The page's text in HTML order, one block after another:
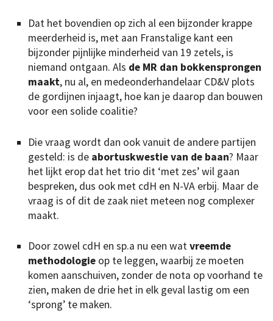
Dat het bovendien op zich al een bijzonder krappe
meerderheid is, met aan Franstalige kant een
bijzonder pijnlijke minderheid van 19 zetels, is
niemand ontgaan. Als de MR dan bokkensprongen
maakt, nu al, en medeonderhandelaar CD&V plots
de gordijnen injaagt, hoe kan je daarop dan bouwen
voor een solide coalitie?
Die vraag wordt dan ook vanuit de andere partijen
gesteld: is de abortuskwestie van de baan? Maar
het lijkt erop dat het trio dit ‘met zes’ wil gaan
bespreken, dus ook met cdH en N-VA erbij. Maar de
vraag is of dit de zaak niet meteen nog complexer
maakt.
Door zowel cdH en sp.a nu een watvreemde
methodologie op te leggen, waarbij ze moeten
komen aanschuiven, zonder de nota op voorhand te
zien, maken de drie het in elk geval lastig om een
‘sprong’ te maken.